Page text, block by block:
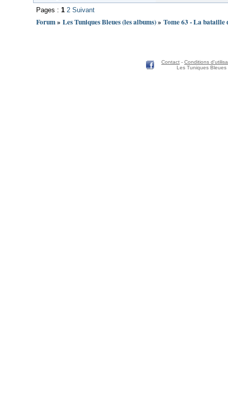
Pages : 1 2 Suivant
Forum» Les Tuniques Bleues (les albums)» Tome 63 - La bataille
Contact - Conditions
Les Tuniques